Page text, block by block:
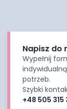
Napisz do
Wypełnij
potrzeb.
Szybki
+48 505 315